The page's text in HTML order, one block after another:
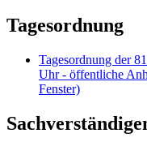
Tagesordnung
Tagesordnung der
Uhr - öffentliche
Fenster)